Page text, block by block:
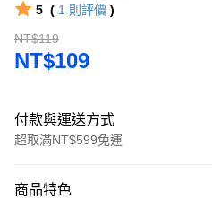
5 ( 1 則評價 )
NT$119
NT$109
付款與運送方式
超取滿NT$599免運
信用卡一次付款
商品特色